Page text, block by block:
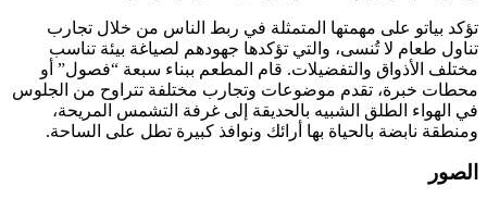
خلال تجارب
تناسب
“فصول” أو
من الجلوس
المريحة،
على الساحة.